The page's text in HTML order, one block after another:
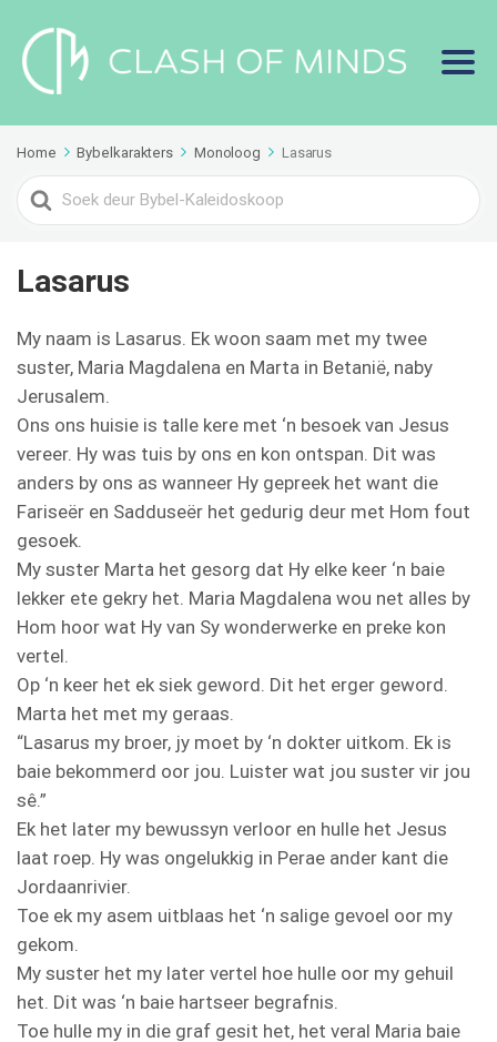
Home Bybelkarakters Monoloog Lasarus
Search
For
Lasarus
My naam is Lasarus. Ek woon saam met my twee
suster, Maria Magdalena en Marta in Betanië, naby
Jerusalem.
Ons ons huisie is talle kere met ‘n besoek van Jesus
vereer. Hy was tuis by ons en kon ontspan. Dit was
anders by ons as wanneer Hy gepreek het want die
Fariseër en Sadduseër het gedurig deur met Hom fout
gesoek.
My suster Marta het gesorg dat Hy elke keer ‘n baie
lekker ete gekry het. Maria Magdalena wou net alles by
Hom hoor wat Hy van Sy wonderwerke en preke kon
vertel.
Op ‘n keer het ek siek geword. Dit het erger geword.
Marta het met my geraas.
“Lasarus my broer, jy moet by ‘n dokter uitkom. Ek is
baie bekommerd oor jou. Luister wat jou suster vir jou
sê.”
Ek het later my bewussyn verloor en hulle het Jesus
laat roep. Hy was ongelukkig in Perae ander kant die
Jordaanrivier.
Toe ek my asem uitblaas het ‘n salige gevoel oor my
gekom.
My suster het my later vertel hoe hulle oor my gehuil
het. Dit was ‘n baie hartseer begrafnis.
Toe hulle my in die graf gesit het, het veral Maria baie